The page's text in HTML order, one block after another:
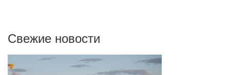
Свежие новости